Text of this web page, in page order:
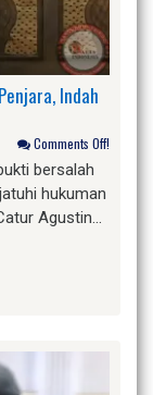
Indah
Comments Off!
bersalah
hukuman
Agustin…